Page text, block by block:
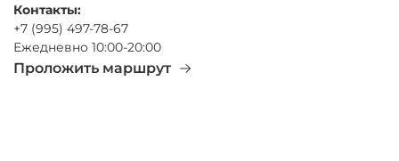
Контакты:
+7 (995) 497-78-67
Ежедневно 10:00-20:00
Проложить маршрут